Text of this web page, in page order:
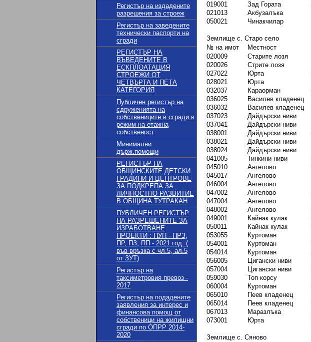
Регистър на издадените
разрешения за строеж
Регистър на заведените
технически паспорти на
сгради
РЕГИСТЪР НА
ВЪВЕДЕНИТЕ В
ЕСКПЛОАТАЦИЯ
СТРОЕЖИ ОТ
ЧЕТВЪРТА И ПЕТА
КАТЕГОРИЯ
Публичен регистър на
сдруженията на
собствениците в сгради в
режим на етажна
собственост
Минимални
държ.помощи
РЕГИСТЪР НА
ОБЩИНСКИТЕ ДЕТСКИ
ГРАДИНИ И ЦЕНТРОВЕ
ЗА ПОДКРЕПА ЗА
ЛИЧНОСТНО РАЗВИТИЕ
В ОБЩИНА ТУТРАКАН
ПУБЛИЧЕН РЕГИСТЪР
НА РАЗРЕШЕНИТЕ ЗА
ИЗРАБОТВАНЕ
ПРОЕКТИ : ПУП - ПРЗ,
ПР, ПЗ, ПП - 2021 год. (
във връзка с чл.5, ал.5
от ЗУТ)
Регистър на
таксиметровия превоз -
2017
Регистър на подадените
заявления за интерес и
финансова помощ от
собственици на жилищни
сгради по ОПРР 2014-
2020
019001
Зад Гората
021013
Акбузалъка
050021
Чинакчилар
Землище с. Старо село
№ на имот
Местност
020009
Старите лозя
020026
Стрите лозя
027022
Юрта
028021
Юрта
032037
Караорман
036025
Василев кладенец
036032
Василев кладенец
037023
Дайдърски ниви
037041
Дайдърски ниви
038001
Дайдърски ниви
038021
Дайдърски ниви
038024
Дайдърски ниви
041005
Тинкини ниви
045010
Ангелово
045017
Ангелово
046004
Ангелово
047002
Ангелово
047004
Ангелово
048002
Ангелово
049001
Кайнак кулак
050011
Кайнак кулак
053055
Куртоман
054001
Куртоман
054014
Куртоман
056005
Цигански ниви
057004
Цигански ниви
059030
Топ корсу
060004
Куртоман
065010
Пеев кладенец
065014
Пеев кладенец
067013
Маразлъка
073001
Юрта
Землище с. Сяново